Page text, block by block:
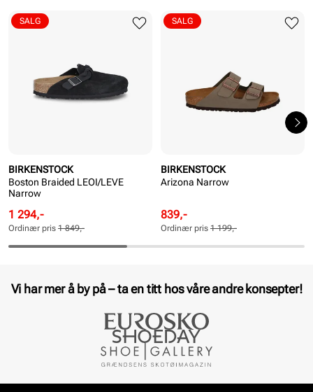
BIRKENSTOCK
Boston Braided LEOI/LEVE
Narrow
Rabattert
pris
Pris
1 294,-
Ordinær
pris
Pris
Ordinær pris 1 849,-
SALG
BIRKENSTOCK
Arizona Narrow
Rabattert
pris
Pris
839,-
Ordinær
pris
Pris
Ordinær pris 1 199,-
SALG
Vi har mer å by på – ta en titt hos våre andre konsepter!